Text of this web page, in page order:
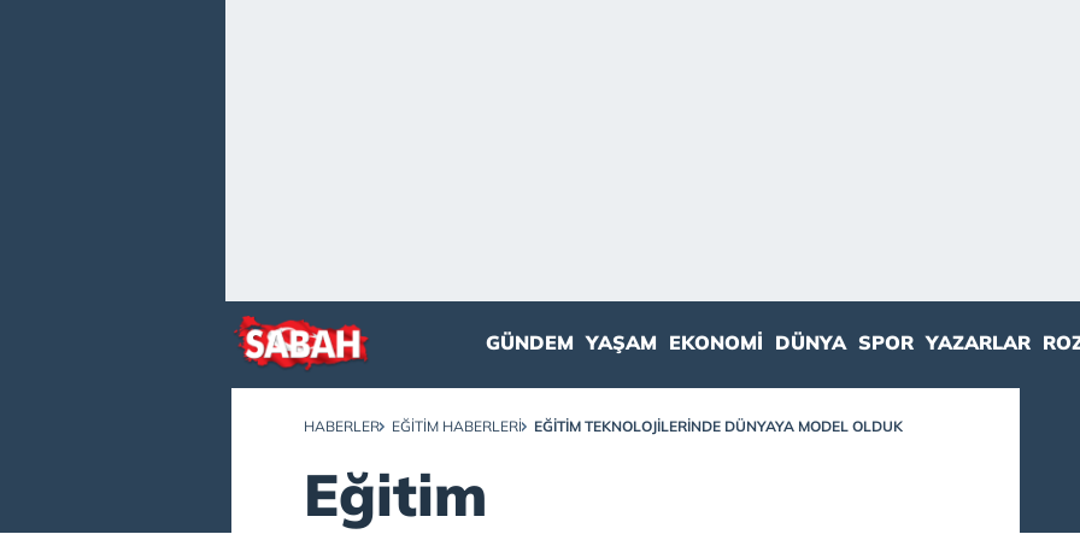
GÜNDEM YAŞAM EKONOMI DÜNYA SPOR YAZARLAR
HABERLER EĞITIM HABERLERI EĞITIM TEKNOLOJILERINDE DÜNYAYA MODEL OLDUK
Eğitim